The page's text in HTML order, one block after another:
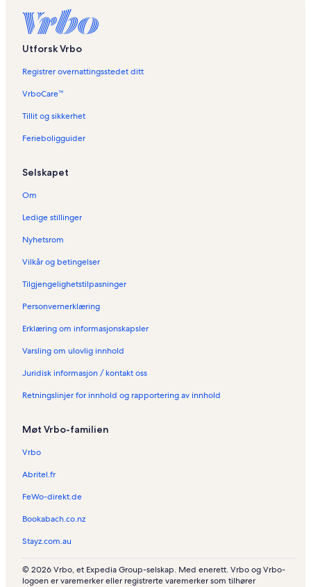
Utforsk Vrbo
Registrer overnattingsstedet ditt
VrboCare™
Tillit og sikkerhet
Ferieboligguider
Selskapet
Om
Ledige stillinger
Nyhetsrom
Vilkår og betingelser
Tilgjengelighetstilpasninger
Personvernerklæring
Erklæring om informasjonskapsler
Varsling om ulovlig innhold
Juridisk informasjon / kontakt oss
Retningslinjer for innhold og rapportering av innhold
Møt Vrbo-familien
Vrbo
Abritel.fr
FeWo-direkt.de
Bookabach.co.nz
Stayz.com.au
© 2026 Vrbo, et Expedia Group-selskap. Med enerett. Vrbo og Vrbo-
logoen er varemerker eller registrerte varemerker som tilhører